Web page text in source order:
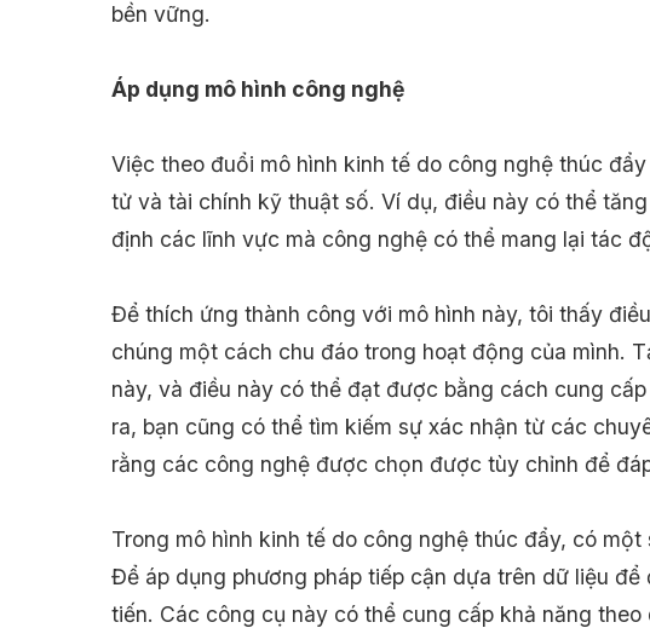
bền vững.
Áp dụng mô hình công nghệ
Việc theo đuổi mô hình kinh tế do công nghệ thúc
tử và tài chính kỹ thuật số. Ví dụ, điều này có thể
định các lĩnh vực mà công nghệ có thể mang lại tác
Để thích ứng thành công với mô hình này, tôi thấy
chúng một cách chu đáo trong hoạt động của mình.
này, và điều này có thể đạt được bằng cách cung
ra, bạn cũng có thể tìm kiếm sự xác nhận từ các
rằng các công nghệ được chọn được tùy chỉnh để
Trong mô hình kinh tế do công nghệ thúc đẩy, có
Để áp dụng phương pháp tiếp cận dựa trên dữ liệu
tiến. Các công cụ này có thể cung cấp khả năng